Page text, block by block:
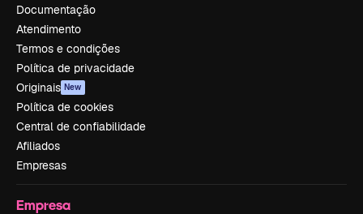
Documentação
Atendimento
Termos e condições
Política de privacidade
Originais New
Política de cookies
Central de confiabilidade
Afiliados
Empresas
Empresa